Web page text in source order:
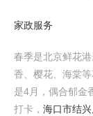
家政服务
春季是北京鲜花
香、樱花、海棠
是4月，偶合郁金
打卡， 海口市结